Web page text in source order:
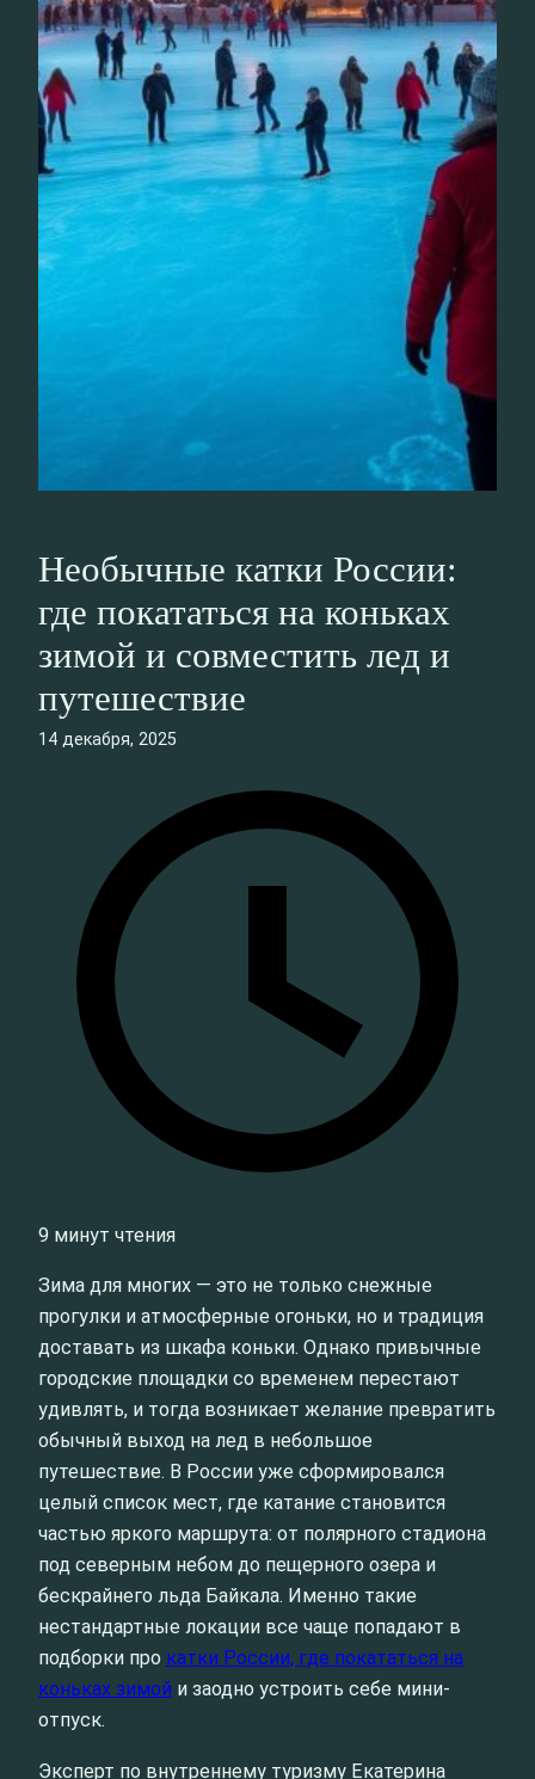
Необычные катки России:
где покататься на коньках
зимой и совместить лед и
путешествие
14 декабря, 2025
9 минут чтения
Зима для многих — это не только снежные
прогулки и атмосферные огоньки, но и традиция
доставать из шкафа коньки. Однако привычные
городские площадки со временем перестают
удивлять, и тогда возникает желание превратить
обычный выход на лед в небольшое
путешествие. В России уже сформировался
целый список мест, где катание становится
частью яркого маршрута: от полярного стадиона
под северным небом до пещерного озера и
бескрайнего льда Байкала. Именно такие
нестандартные локации все чаще попадают в
подборки про катки России, где покататься на
коньках зимой и заодно устроить себе мини-
отпуск.
Эксперт по внутреннему туризму Екатерина